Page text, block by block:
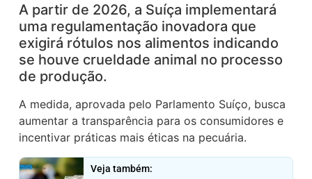
A partir de 2026, a Suíça implementará
uma regulamentação inovadora que
exigirá rótulos nos alimentos indicando
se houve crueldade animal no processo
de produção.
A medida, aprovada pelo Parlamento Suíço, busca
aumentar a transparência para os consumidores e
incentivar práticas mais éticas na pecuária.
Veja também: